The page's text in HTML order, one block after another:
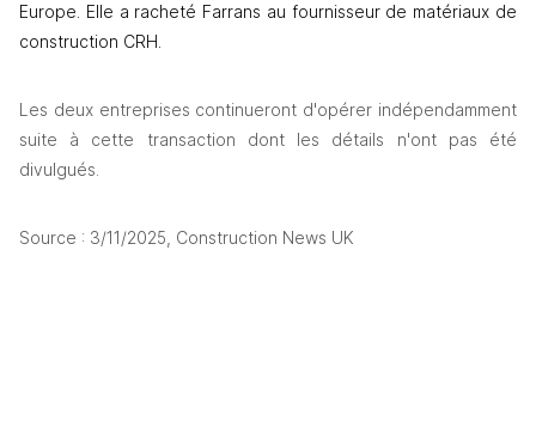
Europe. Elle a racheté Farrans au fournisseur de matériaux de
construction CRH.
Les deux entreprises continueront d'opérer indépendamment
suite à cette transaction dont les détails n'ont pas été
divulgués.
Source : 3/11/2025, Construction News UK